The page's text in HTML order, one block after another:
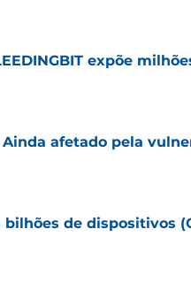
expõe
afetado pela
de dispositivos